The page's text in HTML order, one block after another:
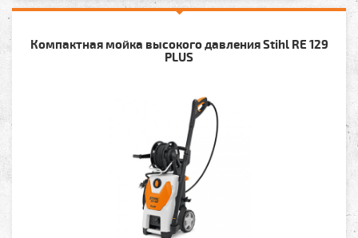
Компактная мойка высокого давления Stihl RE 129
PLUS